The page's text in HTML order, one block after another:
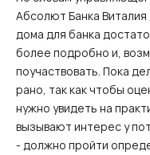
Абсолют Банка
дома для банка
более подробно и,
поучаствовать. Пока
рано, так как чтобы
нужно увидеть на
вызывают интерес у
- должно пройти